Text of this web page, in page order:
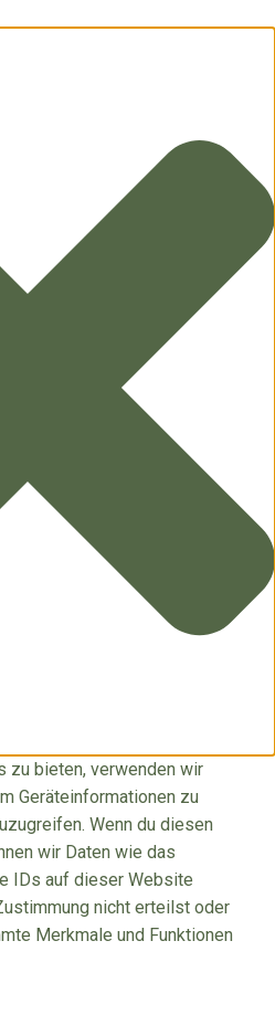
zu bieten, verwenden wir
Geräteinformationen zu
Wenn du diesen
wir Daten wie das
IDs auf dieser Website
nicht erteilst oder
Merkmale und Funktionen